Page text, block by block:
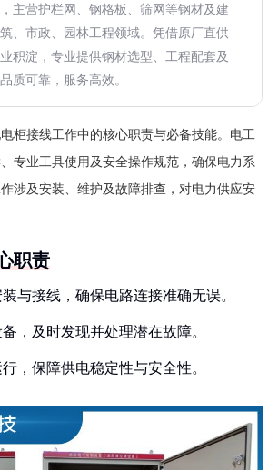
主营护栏网、钢格板、筛网等钢材及建
、市政、园林工程领域。凭借原厂直供
积淀，专业提供钢材选型、工程配套及
质可靠，服务高效。
柜接线工作中的核心职责与必备技能。电工
专业工具使用及安全操作规范，确保电力系
涉及安装、维护及故障排查，对电力供应安
职责
与接线，确保电路连接准确无误。
，及时发现并处理潜在故障。
，保障供电稳定性与安全性。